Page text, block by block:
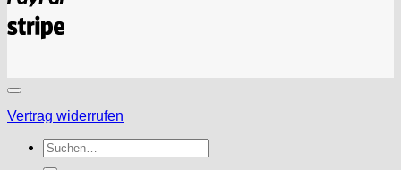
Stripe
Vertrag widerrufen
Suchen
nach: